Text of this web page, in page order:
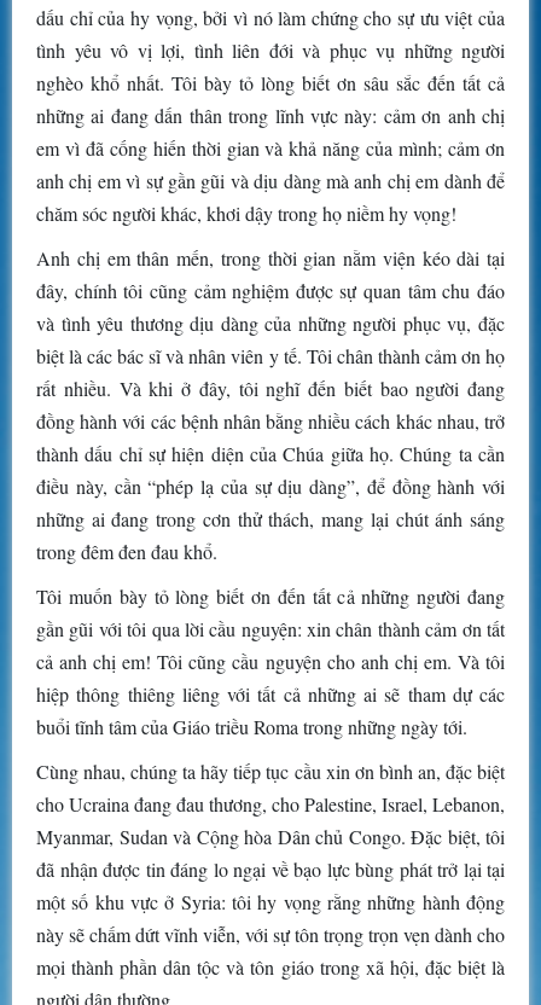
dấu chỉ của hy vọng, bởi vì nó làm chứng cho sự ưu việt của
tình yêu vô vị lợi, tình liên đới và phục vụ những người
nghèo khổ nhất. Tôi bày tỏ lòng biết ơn sâu sắc đến tất cả
những ai đang dấn thân trong lĩnh vực này: cảm ơn anh chị
em vì đã cống hiến thời gian và khả năng của mình; cảm ơn
anh chị em vì sự gần gũi và dịu dàng mà anh chị em dành để
chăm sóc người khác, khơi dậy trong họ niềm hy vọng!
Anh chị em thân mến, trong thời gian nằm viện kéo dài tại
đây, chính tôi cũng cảm nghiệm được sự quan tâm chu đáo
và tình yêu thương dịu dàng của những người phục vụ, đặc
biệt là các bác sĩ và nhân viên y tế. Tôi chân thành cảm ơn họ
rất nhiều. Và khi ở đây, tôi nghĩ đến biết bao người đang
đồng hành với các bệnh nhân bằng nhiều cách khác nhau, trở
thành dấu chỉ sự hiện diện của Chúa giữa họ. Chúng ta cần
điều này, cần “phép lạ của sự dịu dàng”, để đồng hành với
những ai đang trong cơn thử thách, mang lại chút ánh sáng
trong đêm đen đau khổ.
Tôi muốn bày tỏ lòng biết ơn đến tất cả những người đang
gần gũi với tôi qua lời cầu nguyện: xin chân thành cảm ơn tất
cả anh chị em! Tôi cũng cầu nguyện cho anh chị em. Và tôi
hiệp thông thiêng liêng với tất cả những ai sẽ tham dự các
buổi tĩnh tâm của Giáo triều Roma trong những ngày tới.
Cùng nhau, chúng ta hãy tiếp tục cầu xin ơn bình an, đặc biệt
cho Ucraina đang đau thương, cho Palestine, Israel, Lebanon,
Myanmar, Sudan và Cộng hòa Dân chủ Congo. Đặc biệt, tôi
đã nhận được tin đáng lo ngại về bạo lực bùng phát trở lại tại
một số khu vực ở Syria: tôi hy vọng rằng những hành động
này sẽ chấm dứt vĩnh viễn, với sự tôn trọng trọn vẹn dành cho
mọi thành phần dân tộc và tôn giáo trong xã hội, đặc biệt là